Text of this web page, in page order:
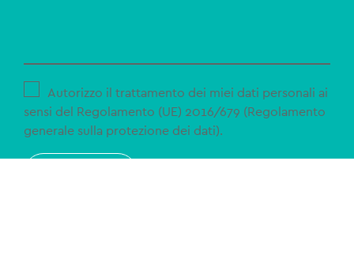
Autorizzo il trattamento dei miei dati personali ai
sensi del Regolamento (UE) 2016/679 (Regolamento
generale sulla protezione dei dati).